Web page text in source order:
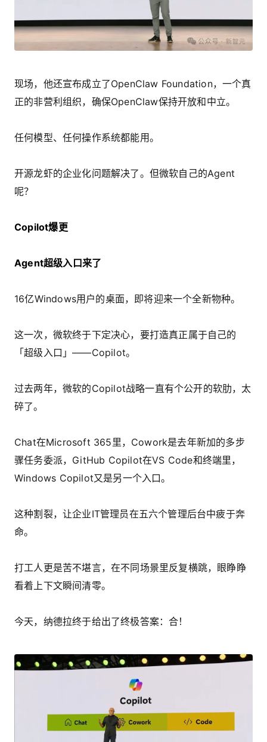
现场，他还宣布成立了OpenClaw Foundation，一个真
正的非营利组织，确保OpenClaw保持开放和中立。
任何模型、任何操作系统都能用。
开源龙虾的企业化问题解决了。但微软自己的Agent
呢？
Copilot爆更
Agent超级入口来了
16亿Windows用户的桌面，即将迎来一个全新物种。
这一次，微软终于下定决心，要打造真正属于自己的
「超级入口」——Copilot。
过去两年，微软的Copilot战略一直有个公开的软肋，太
碎了。
Chat在Microsoft 365里，Cowork是去年新加的多步
骤任务委派，GitHub Copilot在VS Code和终端里，
Windows Copilot又是另一个入口。
这种割裂，让企业IT管理员在五六个管理后台中疲于奔
命。
打工人更是苦不堪言，在不同场景里反复横跳，眼睁睁
看着上下文瞬间清零。
今天，纳德拉终于给出了终极答案：合！